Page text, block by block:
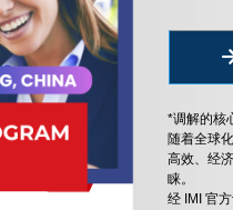
*调解的核
随着全球
高效、经
睐。
经 IMI 官